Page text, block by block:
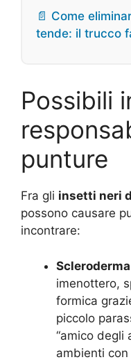
📄 Come
tende: il trucco
Possibili
punture
Fra gli insetti neri
possono causare
incontrare:
imenottero,
formica
piccolo
“amico degli
ambienti